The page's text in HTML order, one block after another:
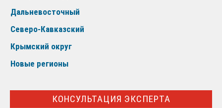
Дальневосточный
Северо-Кавказский
Крымский округ
Новые регионы
КОНСУЛЬТАЦИЯ ЭКСПЕРТА